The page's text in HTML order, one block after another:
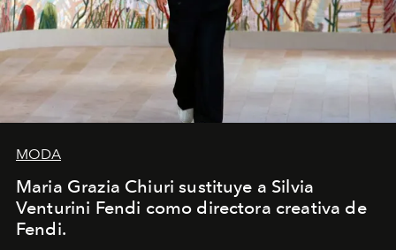
MODA
Maria Grazia Chiuri sustituye a Silvia
Venturini Fendi como directora creativa de
Fendi.